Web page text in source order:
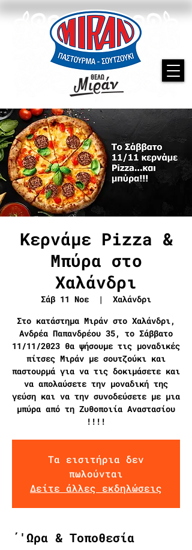
Κερνάμε Pizza &
Μπύρα στο
Χαλάνδρι
Σάβ 11 Νοε
  |
Χαλάνδρι
Στο κατάστημα Μιράν στο Χαλάνδρι,
Ανδρέα Παπανδρέου 35, το Σάββατο
11/11/2023 θα ψήσουμε τις μοναδικές
πίτσες Μιράν με σουτζούκι και
παστουρμά για να τις δοκιμάσετε και
να απολαύσετε την μοναδική της
γεύση και να την συνοδεύσετε με μια
μπύρα από τη Ζυθοποιία Αναστασίου
!!!!
Τα εισιτήρια δεν
πωλούνται
Δείτε άλλες εκδηλώσεις
΄'Ωρα & Τοποθεσία